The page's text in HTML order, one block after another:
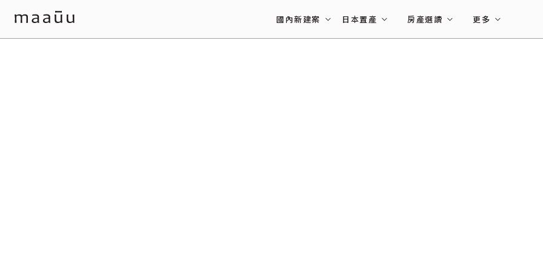
國內新建案 日本置產 房產選讀 更多